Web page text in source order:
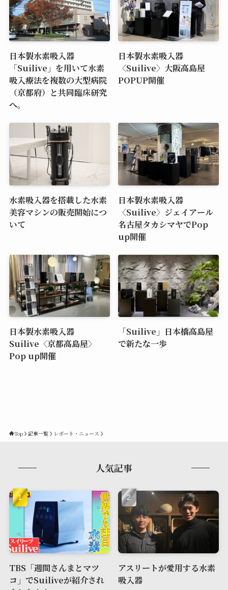
日本製水素吸入器
「Suilive」を用いて水素
吸入療法を複数の大型病院
（京都府）と共同臨床研究
へ。
日本製水素吸入器
〈Suilive〉大阪高島屋
POPUP開催
水素吸入器を搭載した水素
美容マシンの販売開始につ
いて
日本製水素吸入器
〈Suilive〉ジェイアール
名古屋タカシマヤでPop
up開催
日本製水素吸入器
Suilive〈京都高島屋〉
Pop up開催
「Suilive」日本橋高島屋
で新たな一歩
Top 記事一覧 レポート・ニュース
人気記事
TBS「週間さんまとマツ
コ」でSuiliveが紹介され
アスリートが愛用する水素
吸入器